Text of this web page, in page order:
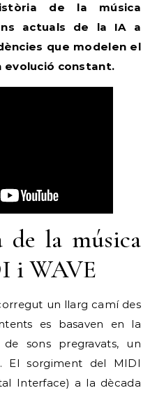
de la música
actuals de la IA a
que modelen el
evolució constant.
de la música
i WAVE
un llarg camí des
es basaven en la
sons pregravats, un
El sorgiment del MIDI
Interface) a la dècada